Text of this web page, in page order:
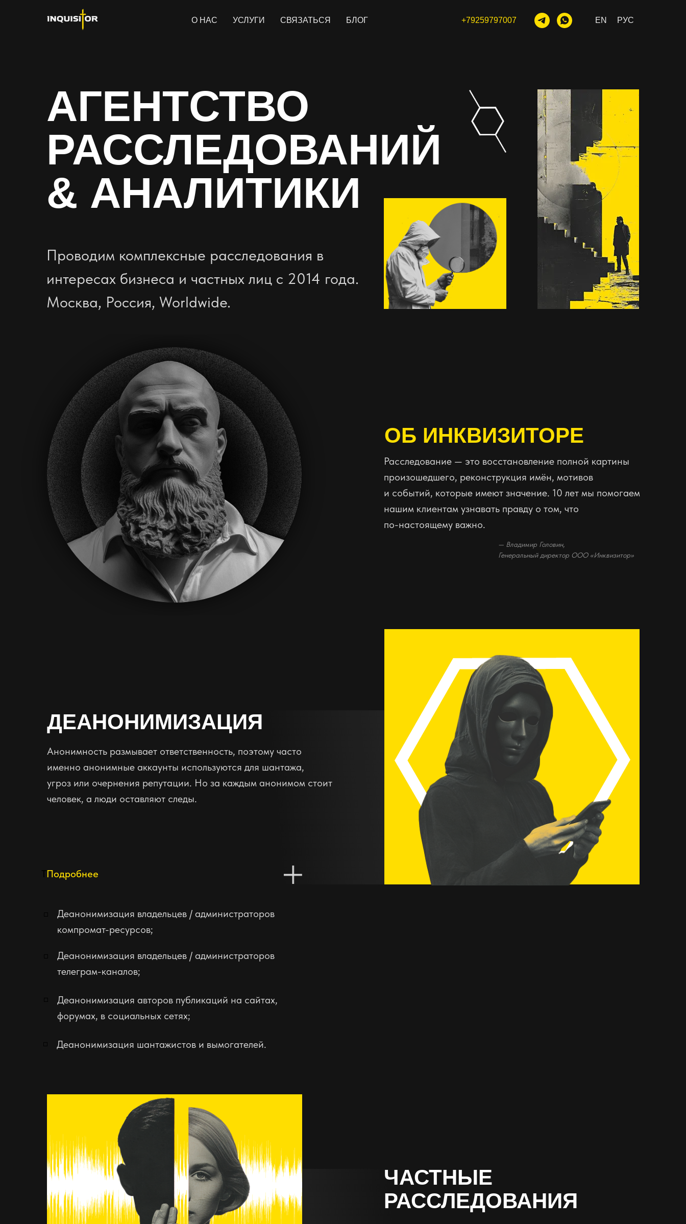
О НАС УСЛУГИ СВЯЗАТЬСЯ БЛОГ +79259797007 EN РУС
АГЕНТСТВО
РАССЛЕДОВАНИЙ
& АНАЛИТИКИ
Проводим комплексные расследования в
интересах бизнеса и частных лиц с 2014 года.
Москва, Россия, Worldwide.
ОБ ИНКВИЗИТОРЕ
Расследование — это восстановление полной картины
произошедшего, реконструкция имён, мотивов
и событий, которые имеют значение. 10 лет мы помогаем
нашим клиентам узнавать правду о том, что
по-настоящему важно.
— Владимир Головин,
Генеральный директор ООО «Инквизитор»
ДЕАНОНИМИЗАЦИЯ
Анонимность размывает ответственность, поэтому часто
именно анонимные аккаунты используются для шантажа,
угроз или очернения репутации. Но за каждым анонимом стоит
человек, а люди оставляют следы.
Подробнее
Деанонимизация владельцев / администраторов
компромат-ресурсов;
Деанонимизация владельцев / администраторов
телеграм-каналов;
Деанонимизация авторов публикаций на сайтах,
форумах, в социальных сетях;
Деанонимизация шантажистов и вымогателей.
ЧАСТНЫЕ
РАССЛЕДОВАНИЯ